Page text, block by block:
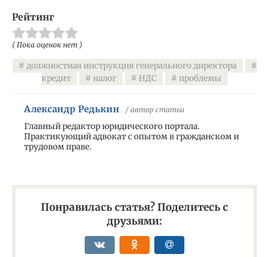
Рейтинг
( Пока оценок нет )
должностная инструкция генерального директора
кредит
налог НДС проблемы
Александр Редькин / автор статьи
Главный редактор юридического портала.
Практикующий адвокат с опытом в гражданском и
трудовом праве.
Понравилась статья? Поделитесь с
друзьями: